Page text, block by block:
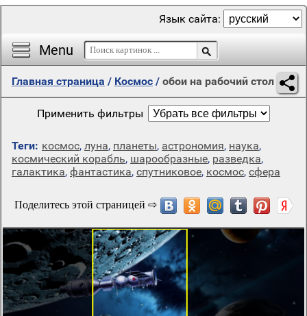
Menu
Язык сайта:
Главная страница / Космос / обои на рабочий стол
Применить фильтры
Теги: космос, луна, планеты, астрономия, наука,
космический корабль, шарообразные, разведка,
галактика, фантастика, спутниковое, космос, сфера